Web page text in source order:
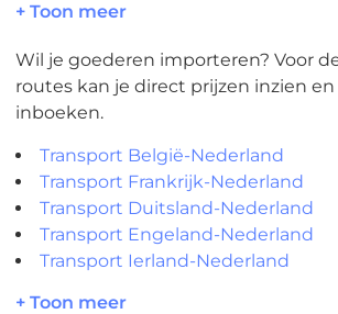
+ Toon meer
Wil je goederen importeren? Voor
routes kan je direct prijzen inzien
inboeken.
Transport België-Nederland
Transport Frankrijk-Nederland
Transport Duitsland-Nederland
Transport Engeland-Nederland
Transport Ierland-Nederland
+ Toon meer